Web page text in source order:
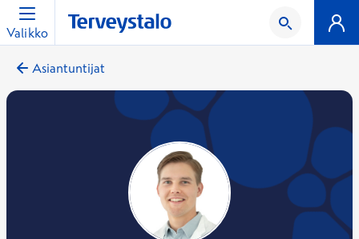
Valikko
Asiantuntijat